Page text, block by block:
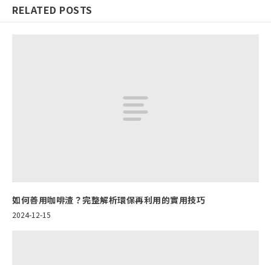
RELATED POSTS
如何善用咖啡渣？完整解析環保再利用的實用技巧
2024-12-15